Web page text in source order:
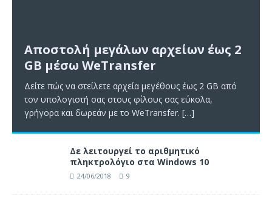
Αποστολή μεγάλων αρχείων έως 2
GB μέσω WeTransfer
Δείτε πώς να στείλετε αρχεία μεγέθους έως 2 GB από
τον υπολογιστή σας στους φίλους σας εύκολα,
γρήγορα και δωρεάν με το WeTransfer. […]
Δε λειτουργεί το αριθμητικό
πληκτρολόγιο στα Windows 10
24/06/2018 9